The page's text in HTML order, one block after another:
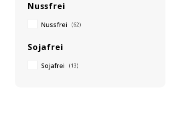
Nussfrei
Nussfrei (62)
Sojafrei
Sojafrei (13)